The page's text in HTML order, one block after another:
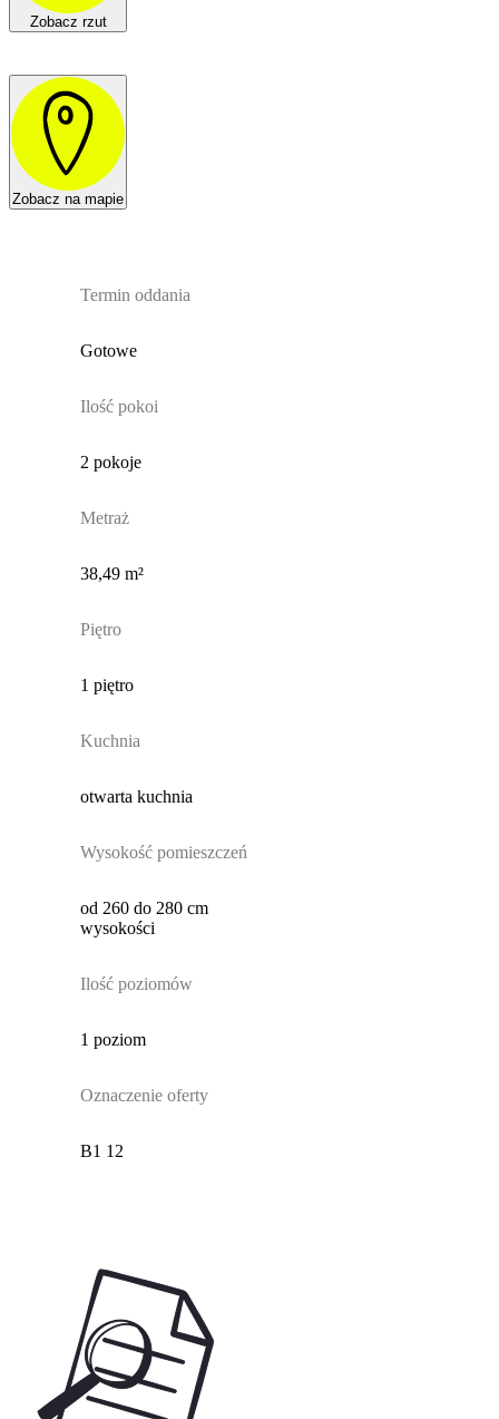
Zobacz rzut
Zobacz na mapie
Termin oddania
Gotowe
Ilość pokoi
2 pokoje
Metraż
38,49 m²
Piętro
1 piętro
Kuchnia
otwarta kuchnia
Wysokość pomieszczeń
od 260 do 280 cm
wysokości
Ilość poziomów
1 poziom
Oznaczenie oferty
B1 12